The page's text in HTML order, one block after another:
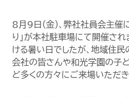
8月9日(金)、弊社社員会主催
り」が本社駐車場にて開催され
ける暑い日でしたが、地域住民
会社の皆さんや和光学園の子
ど多くの方々にご来場いただき